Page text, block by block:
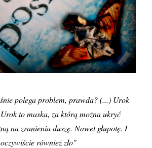
polega problem, prawda? (...) Urok
to maska, za którą można ukryć
na zranienia duszę. Nawet głupotę. I
oczywiście również zło"